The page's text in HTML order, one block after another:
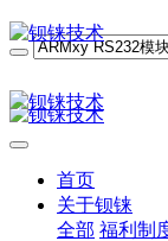
首页
关于钡铼
全部 福利制